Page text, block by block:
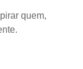
quem,